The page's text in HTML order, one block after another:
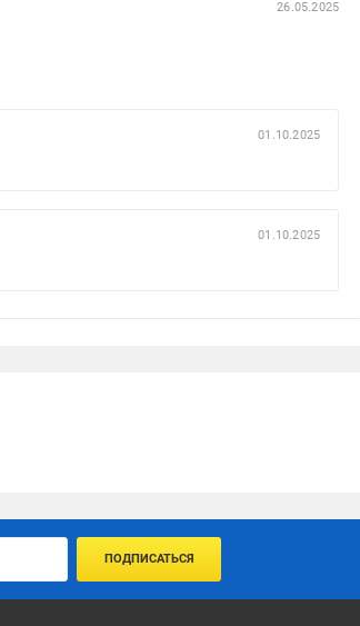
26.05.2025
01.10.2025
01.10.2025
ПОДПИСАТЬСЯ